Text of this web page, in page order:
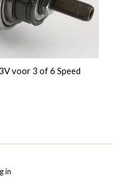
voor 3 of 6 Speed
in